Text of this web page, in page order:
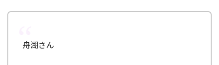
舟湖さん